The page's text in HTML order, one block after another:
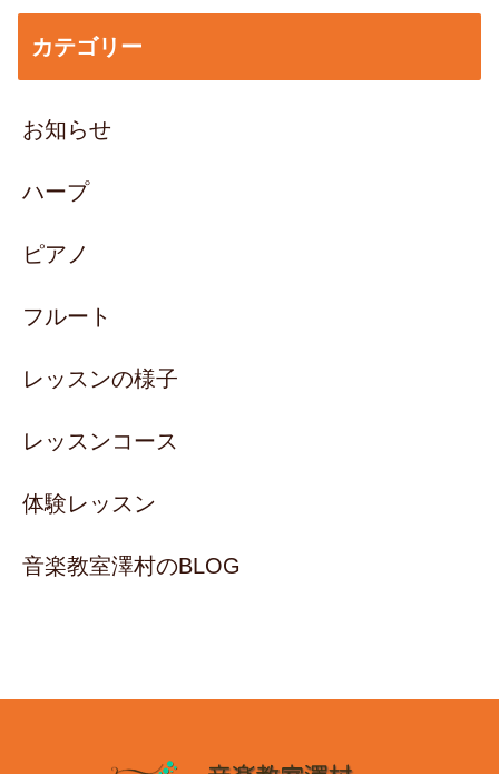
カテゴリー
お知らせ
ハープ
ピアノ
フルート
レッスンの様子
レッスンコース
体験レッスン
音楽教室澤村のBLOG